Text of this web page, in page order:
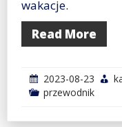
wakacje.
Read More
2023-08-23
przewodnik